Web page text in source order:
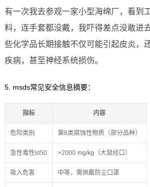
有一次我去参观一家小型海绵厂，看到
料，连手套都没戴，我吓得差点没敢进
些化学品长期接触不仅可能引起皮炎，
疾病，甚至神经系统损伤。
5. msds常见安全信息摘要：
指标 内容
危险类别 第8类腐蚀性物质（部分品种）
急性毒性ld50 >2000 mg/kg（大鼠经口）
吸入危害 中等，需佩戴防尘口罩